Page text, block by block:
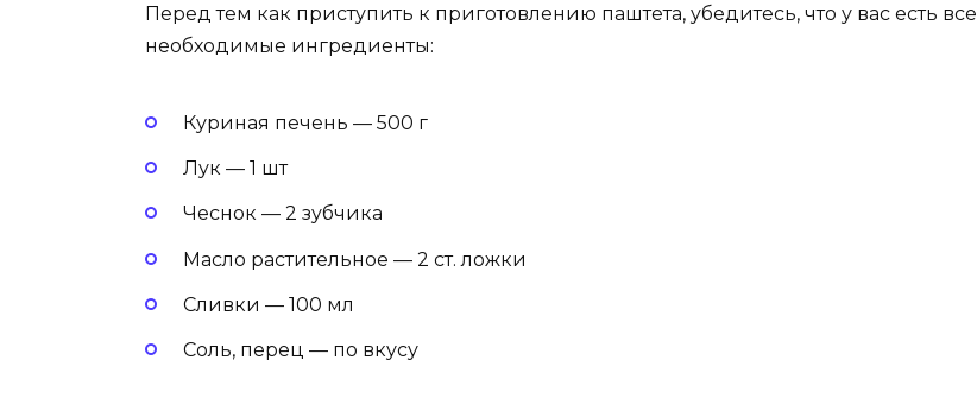
Перед тем как приступить к приготовлению паштета, убедитесь, что у вас есть все
необходимые ингредиенты:
Куриная печень — 500 г
Лук — 1 шт
Чеснок — 2 зубчика
Масло растительное — 2 ст. ложки
Сливки — 100 мл
Соль, перец — по вкусу